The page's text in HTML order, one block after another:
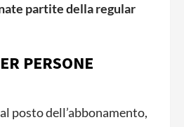
partite della regular
PERSONE
posto dell’abbonamento,